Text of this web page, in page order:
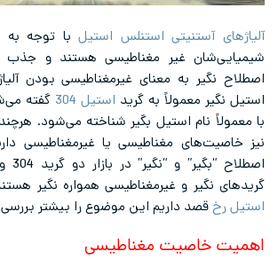
آلیاژهای آستنیتی استنلس استیلبا توجه به
شیمیایی‌شان غیر مغناطیسی هستند و جذب
اصطلاح نگیر به معنای غیرمغناطیسی بودن
استیل نگیر معمولاً به گرید استیل 304 گفته
با معمولاً نام استیل بگیر شناخته می‌شود.
نیز خاصیت‌های مغناطیسی یا غیرمغناطیسی
گریدهای نگیر و غیرمغناطیسی همواره نگیر
استیل رخقصد داریم این موضوع را بیشتر بررسی
اهمیت خاصیت مغناطیسی